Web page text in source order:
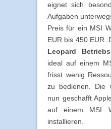
eignet sich
Aufgaben
Preis für ein MSI
EUR bis 450 EUR.
Leopard
ideal auf einem
frisst wenig
zu bedienen. Die
nun geschafft
auf einem MSI
installieren.